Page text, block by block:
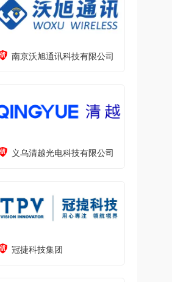
南京沃旭通讯科技有限公司
义乌清越光电科技有限公司
冠捷科技集团